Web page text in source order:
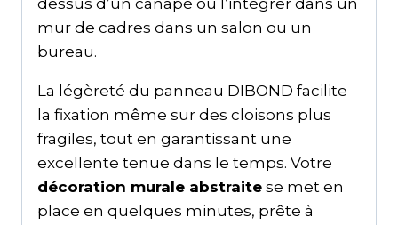
dessus d’un canapé ou l’intégrer dans un
mur de cadres dans un salon ou un
bureau.
La légèreté du panneau DIBOND facilite
la fixation même sur des cloisons plus
fragiles, tout en garantissant une
excellente tenue dans le temps. Votre
décoration murale abstraite se met en
place en quelques minutes, prête à